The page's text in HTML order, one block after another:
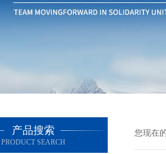
产品搜索
PRODUCT SEARCH
您现在